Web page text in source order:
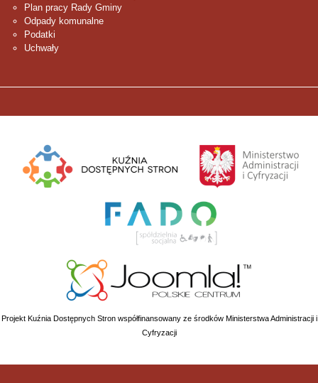
Plan pracy Rady Gminy
Odpady komunalne
Podatki
Uchwały
Projekt Kuźnia Dostępnych Stron współfinansowany ze środków Ministerstwa Administracji i
Cyfryzacji